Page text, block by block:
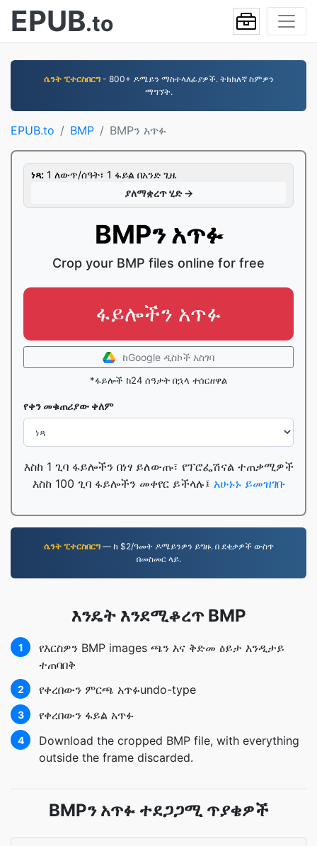
EPUB.to
ሴንት ፒተርስበርግ- 800+ ዶሜይን ማስተላለፊያዎች. ትክክለኛ ስምዎን
ማግኘት.
EPUB.to BMP BMPን አጥፉ
ነጻ: 1 ለውጥ/ሰዓት፣ 1 ፋይል በአንድ ጊዜ
ያለማቋረጥ ሂድ →
BMPን አጥፉ
Crop your BMP files online for free
ፋይሎችን አጥፉ
ከGoogle ዲስኮች አስገባ
*ፋይሎች ከ24 ሰዓታት በኋላ ተሰርዘዋል
የቀን መቁጠሪያው ቀለም
እስከ 1 ጊባ ፋይሎችን በነፃ ይለውጡ፣ የፕሮፌሽናል ተጠቃሚዎች
እስከ 100 ጊባ ፋይሎችን መቀየር ይችላሉ፤ አሁኑኑ ይመዝገቡ
ሴንት ፒተርስበርግ— ከ $2/ዓመት ዶሜይንዎን ይግዙ. በ ደቂቃዎች ውስጥ
በመስመር ላይ.
እንዴት እንደሚቆረጥ BMP
1
የእርስዎን BMP images ጫን እና ቅድመ ዕይታ እንዲታይ
ተጠባበቅ
2 የቀረበውን ምርጫ አጥፉundo-type
3 የቀረበውን ፋይል አጥፉ
4
Download the cropped BMP file, with everything
outside the frame discarded.
BMPን አጥፉ ተደጋጋሚ ጥያቄዎች